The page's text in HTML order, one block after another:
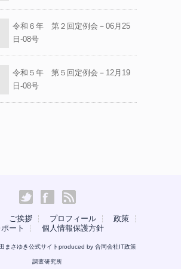
令和６年 第２回定例会－06月25
日-08号
令和５年 第５回定例会－12月19
日-08号
ご挨拶 プロフィール
政策
ポート
個人情報保護方針
まさゆき公式サイトproduced by 合同会社IT政策
調査研究所